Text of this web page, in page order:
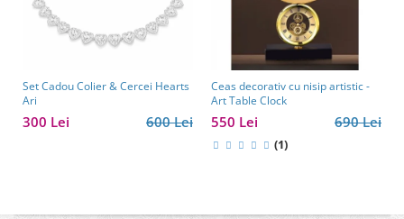
Set Cadou Colier & Cercei Hearts
Ari
600 Lei
300 Lei
Ceas decorativ cu nisip artistic -
Art Table Clock
690 Lei
550 Lei
(1)